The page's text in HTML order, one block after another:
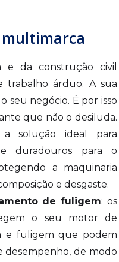
da construção civil
trabalho árduo. A sua
seu negócio. É por isso
que não o desiluda.
solução ideal para
e duradouros para o
a maquinaria
e desgaste.
de fuligem: os
o seu motor de
e fuligem que podem
desempenho, de modo